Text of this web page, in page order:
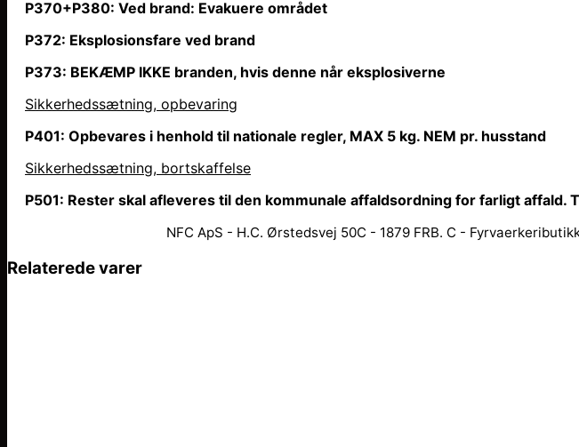
P370+P380: Ved brand: Evakuere området
P372: Eksplosionsfare ved brand
P373: BEKÆMP IKKE branden, hvis denne når eksplosiverne
Sikkerhedssætning, opbevaring
P401: Opbevares i henhold til nationale regler, MAX 5 kg. NEM pr. husstand
Sikkerhedssætning, bortskaffelse
P501: Rester skal afleveres til den kommunale affaldsordning for farligt
NFC ApS - H.C. Ørstedsvej 50C - 1879 FRB. C -
Relaterede varer